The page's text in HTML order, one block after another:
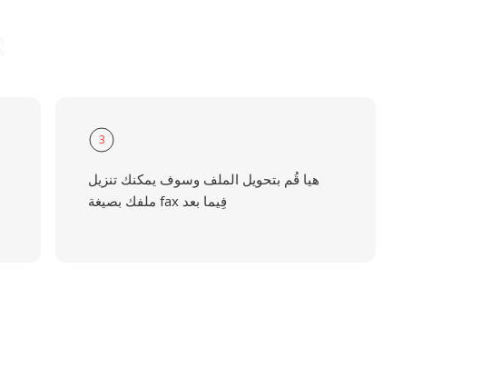
3
هيا قُم بتحويل الملف وسوف يمكنك تنزيل
ملفك بصيغة fax فِيما بعد